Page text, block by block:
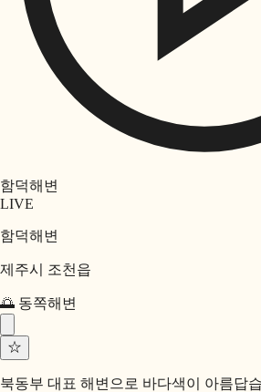
함덕해변
LIVE
함덕해변
제주시 조천읍
🌅 동쪽해변
☆
북동부 대표 해변으로 바다색이 아름답